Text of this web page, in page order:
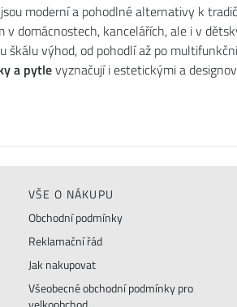
jsou moderní a pohodlné alternativy k
domácnostech, kancelářích, ale i v
škálu výhod, od pohodlí až po
a pytlevyznačují i estetickými a
VŠE O NÁKUPU
Obchodní podmínky
Reklamační řád
Jak nakupovat
Všeobecné obchodní podmínky pro